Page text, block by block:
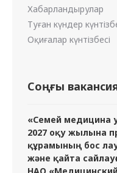
Хабарландырулар
Туған күндер
Оқиғалар күнтізбесі
Соңғы
«Семей медицина
2027 оқу жылына
құрамының бос
және қайта